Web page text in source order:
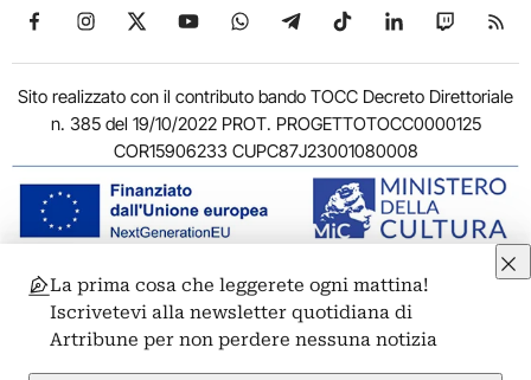
Seguici su Facebook
Seguici su Instagram
Seguici su X
Seguici su YouTube
Seguici su WhatsApp
Seguici su Telegram
Seguici su TikTok
Seguici su
Seguici
Sito realizzato con il contributo bando TOCC Decreto Direttoriale
n. 385 del 19/10/2022 PROT. PROGETTOTOCC0000125
COR15906233 CUPC87J23001080008
© 2011-2026 ARTRIBUNE srl – Corso Vittorio Emanuele II, 287 –
00186 Roma - P.I. 11381581005
Privacy: Responsabile della protezione dei dati personali
ARTRIBUNE srl – Corso Vittorio Emanuele II, 287 – 00186 Roma
La prima cosa che leggerete ogni mattina!
Iscrivetevi alla newsletter quotidiana di
Artribune per non perdere nessuna notizia